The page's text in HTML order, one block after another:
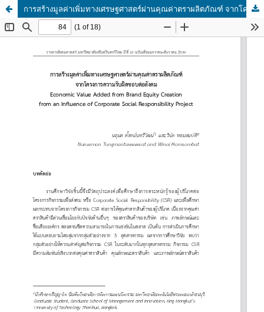
การสร้างมูลค่าเพิ่มทางเศรษฐศาสตร์ผ่านคุณค่าตราผลิตภัณฑ์ จากโครงการความรับผิดชอบต่อสังคม